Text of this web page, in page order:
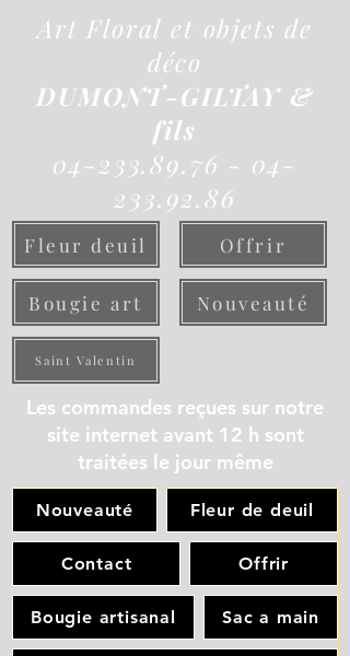
Art Floral et objets de
déco
DUMONT-GILTAY &
fils
04-233.89.76 - 04-
233.92.86
Fleur deuil Offrir
Bougie art Nouveauté
Saint Valentin
Les commandes reçues sur notre
site internet avant 12 h sont
traitées le jour même
Nouveauté Fleur de deuil
Contact Offrir
Bougie artisanal Sac a main